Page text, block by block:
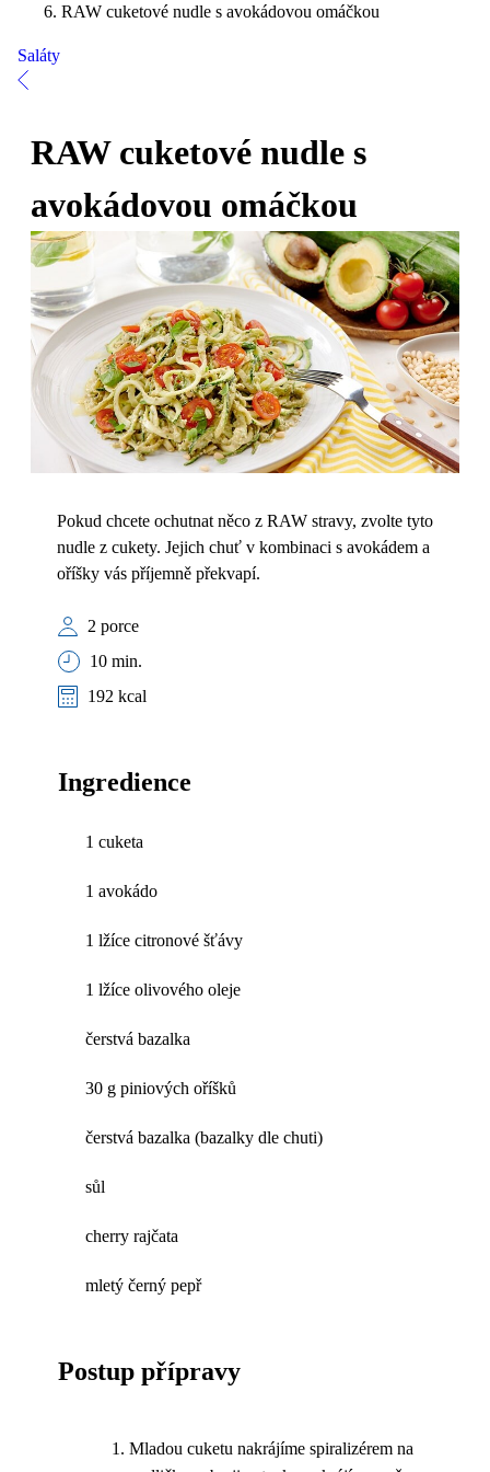
RAW cuketové nudle s avokádovou omáčkou
Saláty
RAW cuketové nudle s
avokádovou omáčkou
Pokud chcete ochutnat něco z RAW stravy, zvolte tyto
nudle z cukety. Jejich chuť v kombinaci s avokádem a
oříšky vás příjemně překvapí.
2 porce
10 min.
192 kcal
Ingredience
1 cuketa
1 avokádo
1 lžíce citronové šťávy
1 lžíce olivového oleje
čerstvá bazalka
30 g piniových oříšků
čerstvá bazalka (bazalky dle chuti)
sůl
cherry rajčata
mletý černý pepř
Postup přípravy
Mladou cuketu nakrájíme spiralizérem na